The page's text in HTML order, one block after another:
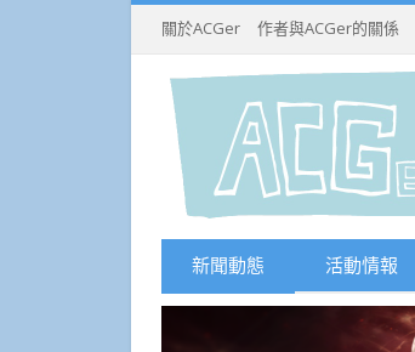
關於ACGer 作者與ACGer的關係
新聞動態 活動情報